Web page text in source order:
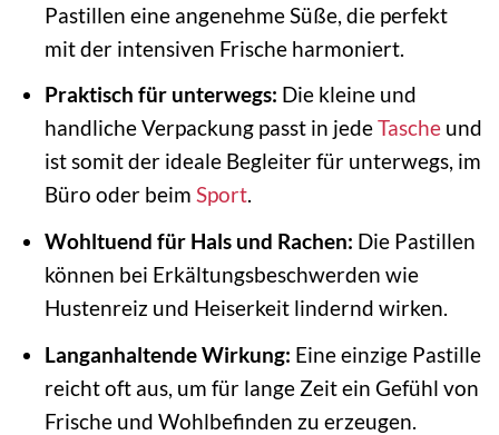
Pastillen eine angenehme Süße, die perfekt
mit der intensiven Frische harmoniert.
Praktisch für unterwegs: Die kleine und
handliche Verpackung passt in jedeTascheund
ist somit der ideale Begleiter für unterwegs, im
Büro oder beim Sport.
Wohltuend für Hals und Rachen: Die Pastillen
können bei Erkältungsbeschwerden wie
Hustenreiz und Heiserkeit lindernd wirken.
Langanhaltende Wirkung: Eine einzige Pastille
reicht oft aus, um für lange Zeit ein Gefühl von
Frische und Wohlbefinden zu erzeugen.